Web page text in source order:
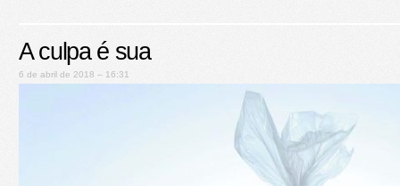
A culpa é sua
6 de abril de 2018 – 16:31